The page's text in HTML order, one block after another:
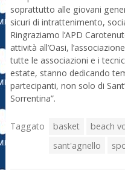
soprattutto alle giovani
sicuri di intrattenimento,
Ringraziamo l’APD
attività all’Oasi,
tutte le associazioni e i
estate, stanno dedicando
partecipanti, non solo di
Sorrentina”.
Taggato basket beach
sant'agnello